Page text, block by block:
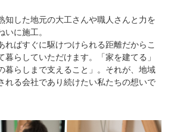
知した地元の大工さんや職人さんと力を
に施工。
ればすぐに駆けつけられる距離だからこ
暮らしていただけます。「家を建てる」
暮らしまで支えること」。それが、地域
れる会社であり続けたい私たちの想いで